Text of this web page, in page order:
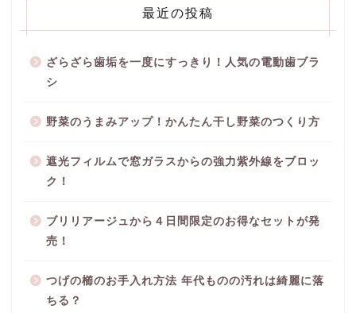
最近の投稿
ざらざら歯垢を一度にすっきり！人気の電動歯ブラ
シ
野菜のうまみアップ！かんたん干し野菜のつくり方
遮光フィルムで窓ガラスからの強力紫外線をブロッ
ク！
ブリリアージュから４日間限定のお得なセットが発
売！
つげの櫛のお手入れ方法 年代ものの汚れは綺麗に落
ちる？